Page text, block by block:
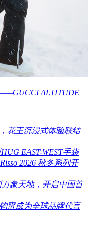
ALTITUDE
花王沉浸式体验联结
EAST-WEST手袋
2026 秋冬系列开
万象天地，开启中国首
甯成为全球品牌代言